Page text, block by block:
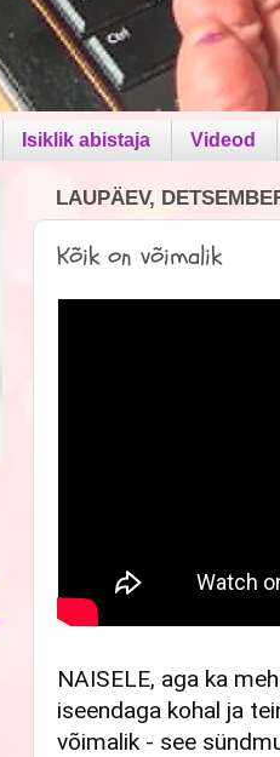
Isiklik abistaja Videod
LAUPÄEV,
Kõik on võimalik
NAISELE, aga ka
iseendaga kohal ja
võimalik - see